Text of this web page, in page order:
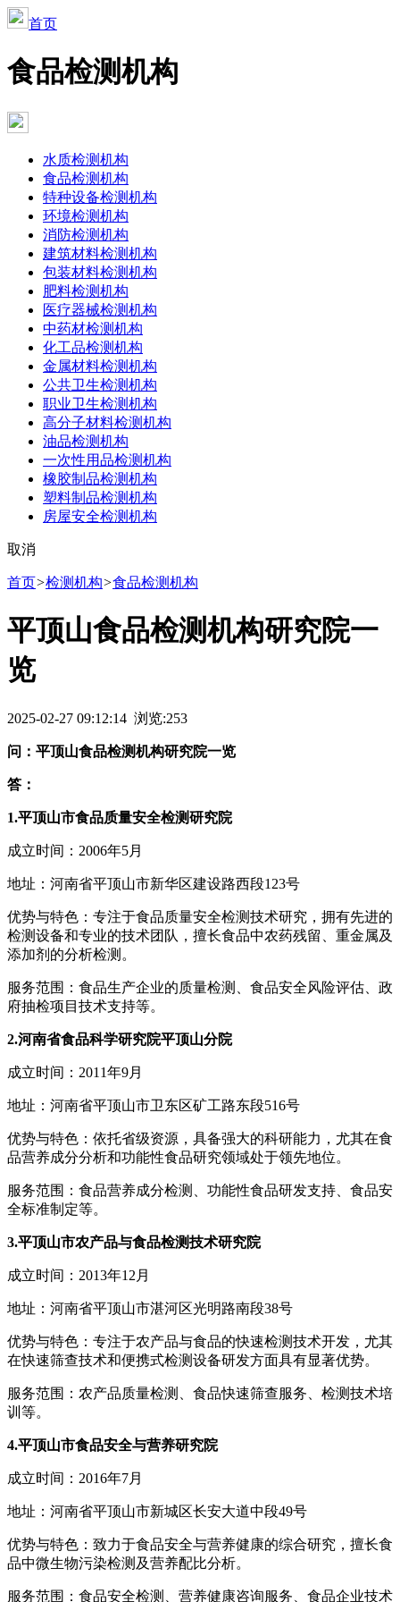
首页
食品检测机构
水质检测机构
食品检测机构
特种设备检测机构
环境检测机构
消防检测机构
建筑材料检测机构
包装材料检测机构
肥料检测机构
医疗器械检测机构
中药材检测机构
化工品检测机构
金属材料检测机构
公共卫生检测机构
职业卫生检测机构
高分子材料检测机构
油品检测机构
一次性用品检测机构
橡胶制品检测机构
塑料制品检测机构
房屋安全检测机构
取消
首页>检测机构>食品检测机构
平顶山食品检测机构研究院一
览
2025-02-27 09:12:14 浏览:253
问：平顶山食品检测机构研究院一览
答：
1.平顶山市食品质量安全检测研究院
成立时间：2006年5月
地址：河南省平顶山市新华区建设路西段123号
优势与特色：专注于食品质量安全检测技术研究，拥有先进的
检测设备和专业的技术团队，擅长食品中农药残留、重金属及
添加剂的分析检测。
服务范围：食品生产企业的质量检测、食品安全风险评估、政
府抽检项目技术支持等。
2.河南省食品科学研究院平顶山分院
成立时间：2011年9月
地址：河南省平顶山市卫东区矿工路东段516号
优势与特色：依托省级资源，具备强大的科研能力，尤其在食
品营养成分分析和功能性食品研究领域处于领先地位。
服务范围：食品营养成分检测、功能性食品研发支持、食品安
全标准制定等。
3.平顶山市农产品与食品检测技术研究院
成立时间：2013年12月
地址：河南省平顶山市湛河区光明路南段38号
优势与特色：专注于农产品与食品的快速检测技术开发，尤其
在快速筛查技术和便携式检测设备研发方面具有显著优势。
服务范围：农产品质量检测、食品快速筛查服务、检测技术培
训等。
4.平顶山市食品安全与营养研究院
成立时间：2016年7月
地址：河南省平顶山市新城区长安大道中段49号
优势与特色：致力于食品安全与营养健康的综合研究，擅长食
品中微生物污染检测及营养配比分析。
服务范围：食品安全检测、营养健康咨询服务、食品企业技术